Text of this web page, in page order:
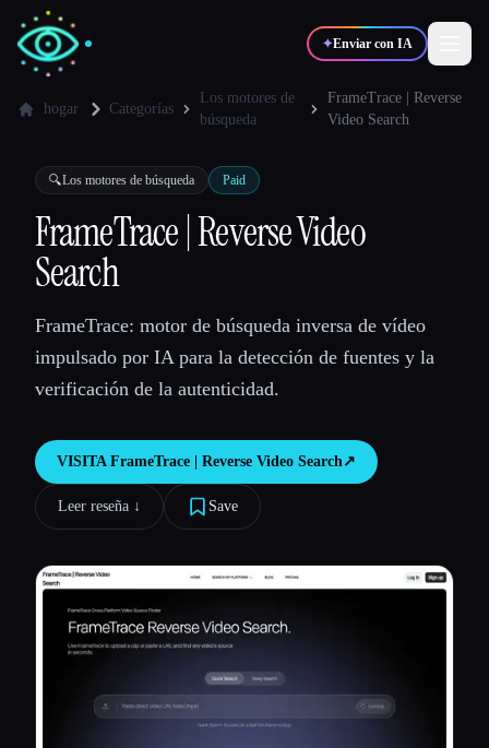
✦Enviar con IA
💻Desarrolladores 📈 Marketers
Comparar herramientas
Todas las categorías
Acerca de
hogar Categorías
Los motores de
búsqueda
FrameTrace | Reverse
Video Search
🔍Los motores de búsqueda Paid
FrameTrace | Reverse Video
Search
FrameTrace: motor de búsqueda inversa de vídeo
impulsado por IA para la detección de fuentes y la
verificación de la autenticidad.
VISITA FrameTrace | Reverse Video Search↗︎
Leer reseña ↓︎ Save